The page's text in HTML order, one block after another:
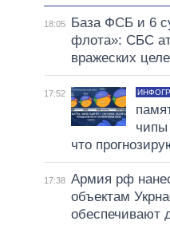
18:05
База ФСБ и 6
флота»: СБС
вражеских
17:52
чипы
что
17:38 Армия рф
объектам
обеспечивают